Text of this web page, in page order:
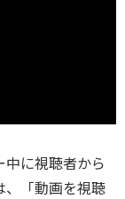
に視聴者から
、「動画を視聴